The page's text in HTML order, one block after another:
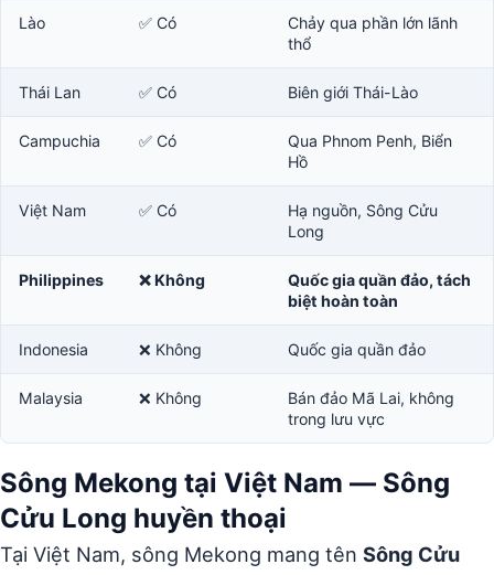
Lào ✅ Có
Chảy qua phần lớn lãnh
thổ
Thái Lan ✅ Có Biên giới Thái-Lào
Campuchia ✅ Có
Qua Phnom Penh, Biển
Hồ
Việt Nam ✅ Có
Hạ nguồn, Sông Cửu
Long
Philippines ❌ Không
Quốc gia quần đảo, tách
biệt hoàn toàn
Indonesia ❌ Không Quốc gia quần đảo
Malaysia ❌ Không
Bán đảo Mã Lai, không
trong lưu vực
Sông Mekong tại Việt Nam — Sông
Cửu Long huyền thoại
Tại Việt Nam, sông Mekong mang tên Sông Cửu